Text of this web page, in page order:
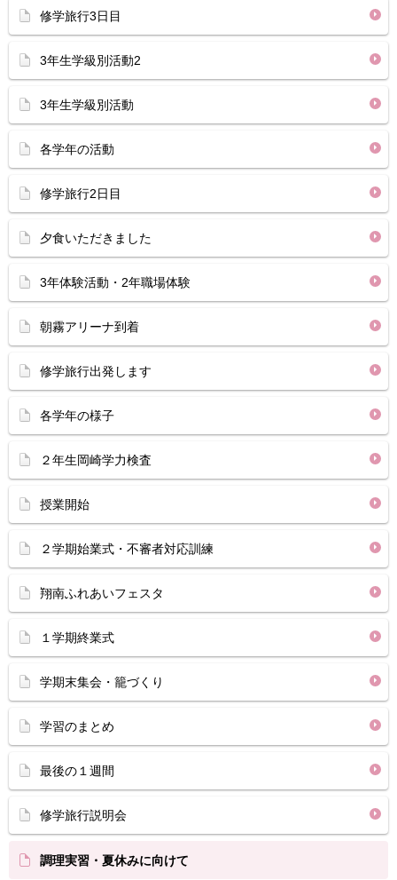
修学旅行3日目
3年生学級別活動2
3年生学級別活動
各学年の活動
修学旅行2日目
夕食いただきました
3年体験活動・2年職場体験
朝霧アリーナ到着
修学旅行出発します
各学年の様子
２年生岡崎学力検査
授業開始
２学期始業式・不審者対応訓練
翔南ふれあいフェスタ
１学期終業式
学期末集会・籠づくり
学習のまとめ
最後の１週間
修学旅行説明会
調理実習・夏休みに向けて